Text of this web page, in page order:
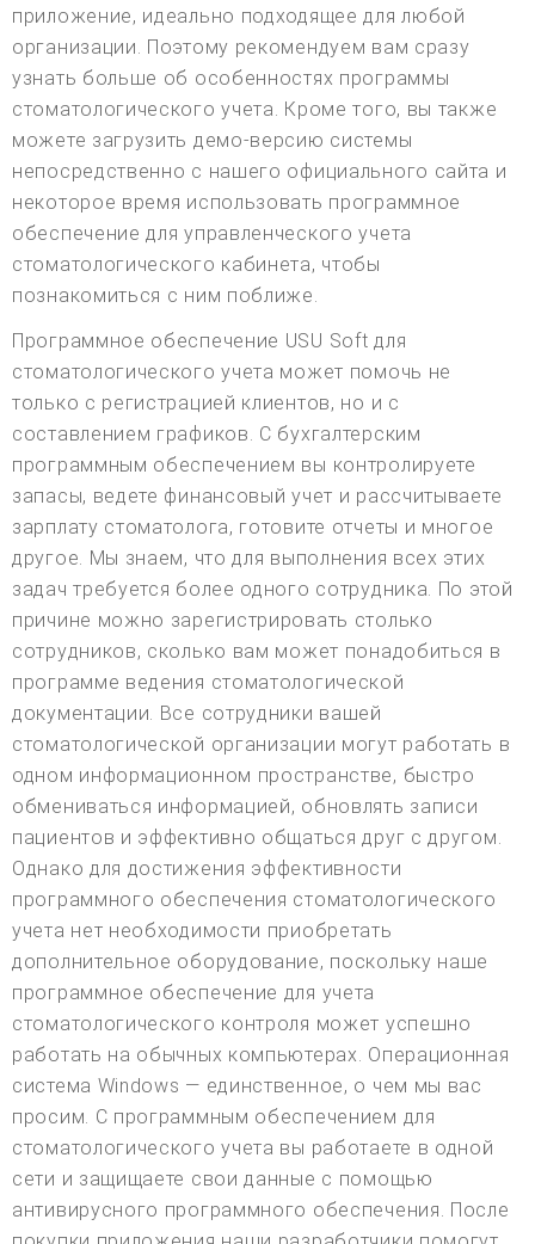
приложение, идеально подходящее для любой
организации. Поэтому рекомендуем вам сразу
узнать больше об особенностях программы
стоматологического учета. Кроме того, вы также
можете загрузить демо-версию системы
непосредственно с нашего официального сайта и
некоторое время использовать программное
обеспечение для управленческого учета
стоматологического кабинета, чтобы
познакомиться с ним поближе.
Программное обеспечение USU Soft для
стоматологического учета может помочь не
только с регистрацией клиентов, но и с
составлением графиков. С бухгалтерским
программным обеспечением вы контролируете
запасы, ведете финансовый учет и рассчитываете
зарплату стоматолога, готовите отчеты и многое
другое. Мы знаем, что для выполнения всех этих
задач требуется более одного сотрудника. По этой
причине можно зарегистрировать столько
сотрудников, сколько вам может понадобиться в
программе ведения стоматологической
документации. Все сотрудники вашей
стоматологической организации могут работать в
одном информационном пространстве, быстро
обмениваться информацией, обновлять записи
пациентов и эффективно общаться друг с другом.
Однако для достижения эффективности
программного обеспечения стоматологического
учета нет необходимости приобретать
дополнительное оборудование, поскольку наше
программное обеспечение для учета
стоматологического контроля может успешно
работать на обычных компьютерах. Операционная
система Windows — единственное, о чем мы вас
просим. С программным обеспечением для
стоматологического учета вы работаете в одной
сети и защищаете свои данные с помощью
антивирусного программного обеспечения. После